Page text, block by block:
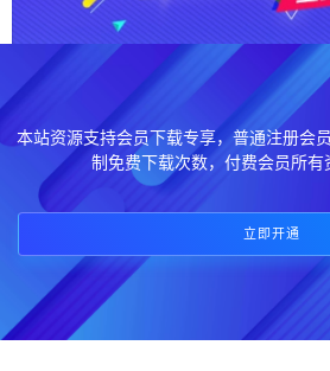
本站资源支持会员下载专享，普通注册会
制免费下载次数，付费会员所有
立即开通